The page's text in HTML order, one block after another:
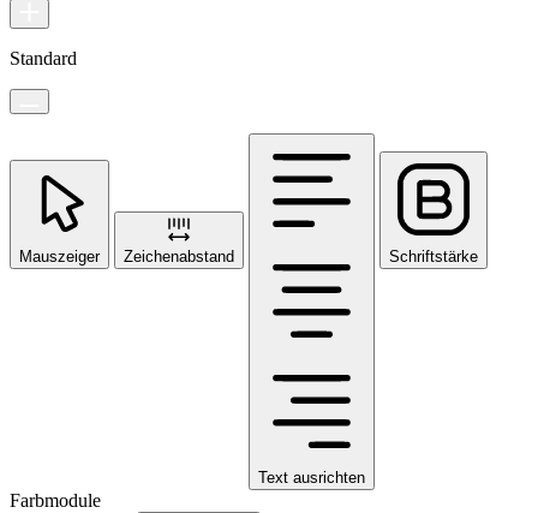
Standard
Mauszeiger Zeichenabstand
Text ausrichten
Schriftstärke
Farbmodule